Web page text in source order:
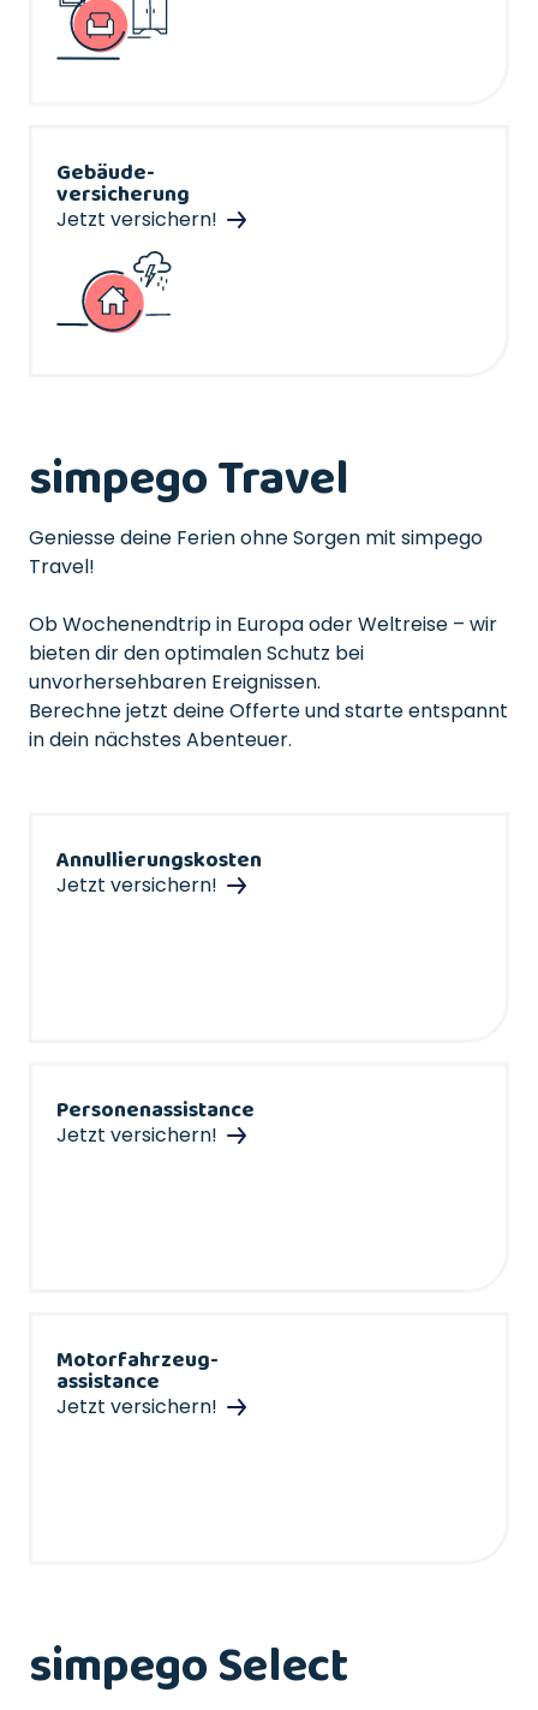
Gebäude-
versicherung
Jetzt versichern!
simpego Travel
Geniesse deine Ferien ohne Sorgen mit simpego
Travel!
Ob Wochenendtrip in Europa oder Weltreise – wir
bieten dir den optimalen Schutz bei
unvorhersehbaren Ereignissen.
Berechne jetzt deine Offerte und starte entspannt
in dein nächstes Abenteuer.
Annullierungskosten
Jetzt versichern!
Personenassistance
Jetzt versichern!
Motorfahrzeug-
assistance
Jetzt versichern!
simpego Select